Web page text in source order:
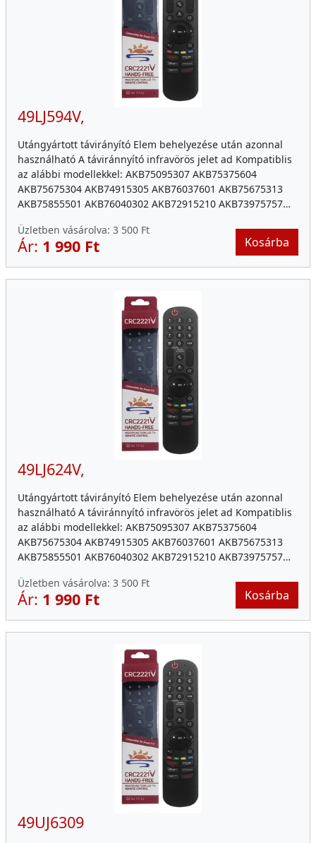
49LJ594V,
Utángyártott távirányító Elem behelyezése után azonnal
használható A táviránnyító infravörös jelet ad Kompatiblis
az alábbi modellekkel: AKB75095307 AKB75375604
AKB75675304 AKB74915305 AKB76037601 AKB75675313
AKB75855501 AKB76040302 AKB72915210 AKB73975757…
Üzletben vásárolva: 3 500 Ft
Ár: 1 990 Ft Kosárba
49LJ624V,
Utángyártott távirányító Elem behelyezése után azonnal
használható A táviránnyító infravörös jelet ad Kompatiblis
az alábbi modellekkel: AKB75095307 AKB75375604
AKB75675304 AKB74915305 AKB76037601 AKB75675313
AKB75855501 AKB76040302 AKB72915210 AKB73975757…
Üzletben vásárolva: 3 500 Ft
Ár: 1 990 Ft Kosárba
49UJ6309